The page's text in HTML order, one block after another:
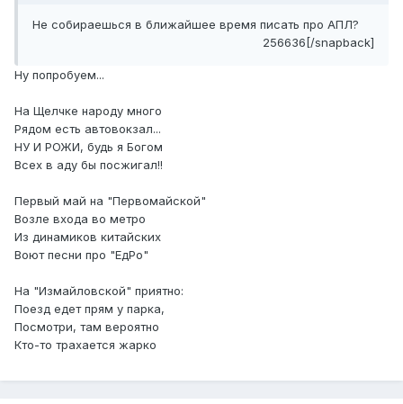
Не собираешься в ближайшее время писать про АПЛ?
256636[/snapback]
Ну попробуем...
На Щелчке народу много
Рядом есть автовокзал...
НУ И РОЖИ, будь я Богом
Всех в аду бы посжигал!!
Первый май на "Первомайской"
Возле входа во метро
Из динамиков китайских
Воют песни про "ЕдРо"
На "Измайловской" приятно:
Поезд едет прям у парка,
Посмотри, там вероятно
Кто-то трахается жарко